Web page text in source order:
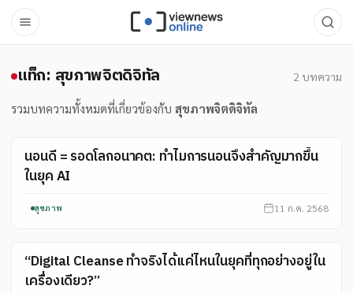
แท็ก: สุขภาพจิตดิจิทัล
แท็ก: สุขภาพจิตดิจิทัล 2 บทความ
รวมบทความทั้งหมดที่เกี่ยวข้องกับ สุขภาพจิตดิจิทัล
นอนดี = รอดโลกอนาคต: ทำไมการนอนจึงสำคัญมากขึ้น
ในยุค AI
สุขภาพ 11 ก.ค. 2568
“Digital Cleanse ทำจริงได้แค่ไหนในยุคที่ทุกอย่างอยู่ใน
เครื่องเดียว?”